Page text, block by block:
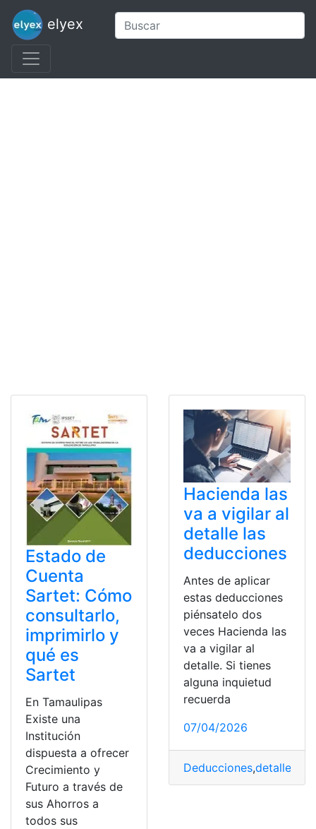
elyex
Estado de
Cuenta
Sartet: Cómo
consultarlo,
imprimirlo y
qué es
Sartet
En Tamaulipas
Existe una
Institución
dispuesta a ofrecer
Crecimiento y
Futuro a través de
sus Ahorros a
todos sus
Hacienda las
va a vigilar al
detalle las
deducciones
Antes de aplicar
estas deducciones
piénsatelo dos
veces Hacienda las
va a vigilar al
detalle. Si tienes
alguna inquietud
recuerda
07/04/2026
Deducciones,detalle